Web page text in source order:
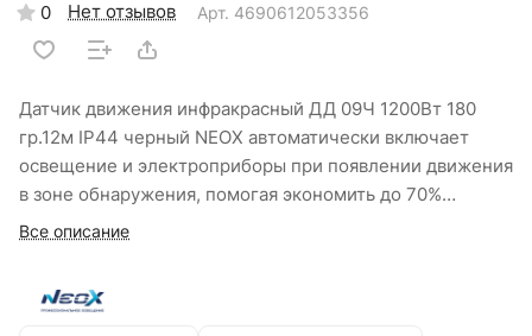
0 Нет отзывов Арт. 4690612053356
Датчик движения инфракрасный ДД 09Ч 1200Вт 180
гр.12м IP44 черный NEOX автоматически включает
освещение и электроприборы при появлении движения
в зоне обнаружения, помогая экономить до 70%
электроэнергии. Широкий угол обзора 180° и радиус 12
возможным использование на улице. Регулировка
Все описание